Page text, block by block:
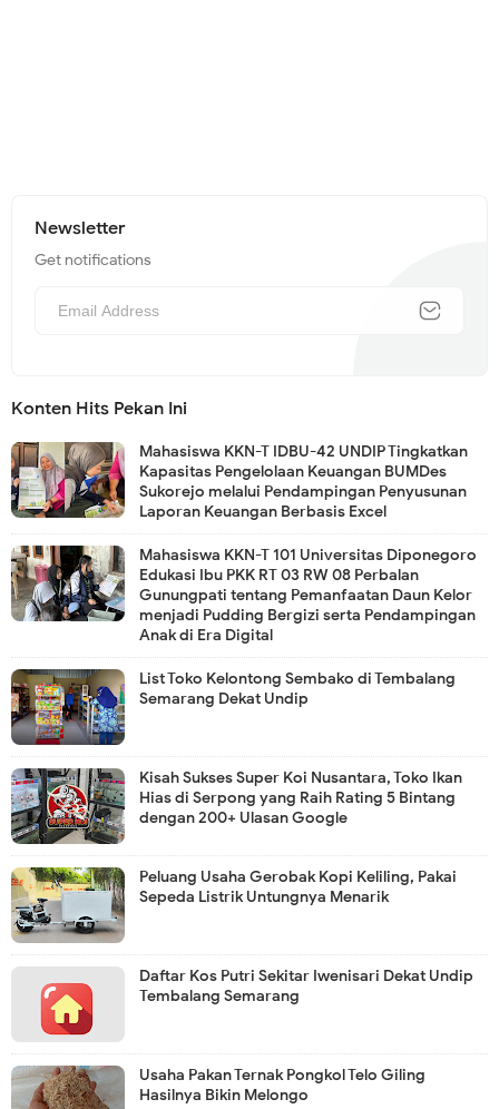
Newsletter
Get notifications
Konten Hits Pekan Ini
Mahasiswa KKN-T IDBU-42 UNDIP Tingkatkan
Kapasitas Pengelolaan Keuangan BUMDes
Sukorejo melalui Pendampingan Penyusunan
Laporan Keuangan Berbasis Excel
Mahasiswa KKN-T 101 Universitas Diponegoro
Edukasi Ibu PKK RT 03 RW 08 Perbalan
Gunungpati tentang Pemanfaatan Daun Kelor
menjadi Pudding Bergizi serta Pendampingan
Anak di Era Digital
List Toko Kelontong Sembako di Tembalang
Semarang Dekat Undip
Kisah Sukses Super Koi Nusantara, Toko Ikan
Hias di Serpong yang Raih Rating 5 Bintang
dengan 200+ Ulasan Google
Peluang Usaha Gerobak Kopi Keliling, Pakai
Sepeda Listrik Untungnya Menarik
Daftar Kos Putri Sekitar Iwenisari Dekat Undip
Tembalang Semarang
Usaha Pakan Ternak Pongkol Telo Giling
Hasilnya Bikin Melongo